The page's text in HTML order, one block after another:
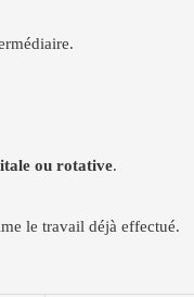
ou rotative.
le travail déjà effectué.